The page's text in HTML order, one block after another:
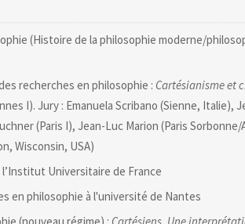
(Histoire de la philosophie moderne/
en philosophie : Cartésianisme et
I). Jury : Emanuela Scribano (Sienne, Italie),
(Paris I), Jean-Luc Marion (Paris Sorbonne/
Wisconsin, USA)
Universitaire de France
philosophie à l'université de Nantes